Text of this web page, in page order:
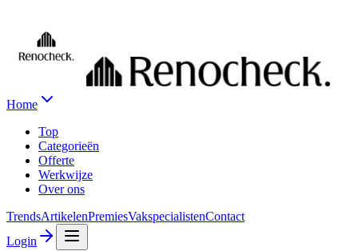
Home
Top
Categorieën
Offerte
Werkwijze
Over ons
TrendsArtikelenPremiesVakspecialistenContact
Login